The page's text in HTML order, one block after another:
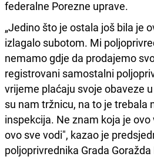
federalne Porezne uprave.
„Jedino što je ostala još bila je
izlagalo subotom. Mi
nemamo gdje da prodajemo
registrovani samostalni
vrijeme plaćaju svoje obaveze
su nam tržnicu, na to je trebala
inspekcija. Ne znam koja je
ovo sve vodi", kazao je
poljoprivrednika Grada Goražda